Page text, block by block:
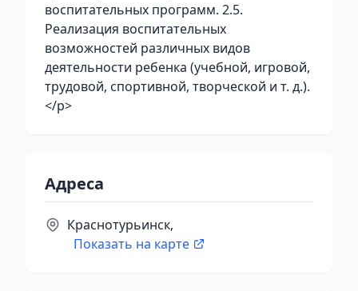
воспитательных программ. 2.5.
Реализация воспитательных
возможностей различных видов
деятельности ребенка (учебной, игровой,
трудовой, спортивной, творческой и т. д.).
</p>
Адреса
Краснотурьинск,
Показать на карте